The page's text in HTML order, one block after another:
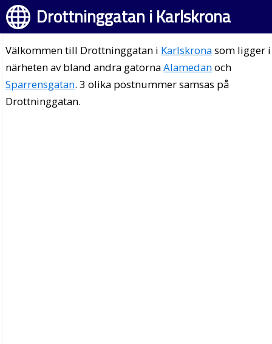
Drottninggatan i Karlskrona
Välkommen till Drottninggatan i Karlskronasom ligger i
närheten av bland andra gatornaAlamedanoch
Sparrensgatan. 3 olika postnummer samsas på
Drottninggatan.